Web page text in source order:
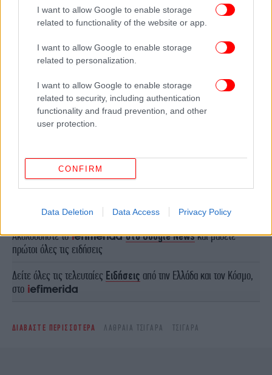
I want to allow Google to enable storage
related to functionality of the website or app.
I want to allow Google to enable storage
related to personalization.
I want to allow Google to enable storage
related to security, including authentication
functionality and fraud prevention, and other
user protection.
CONFIRM
Data Deletion Data Access Privacy Policy
ΠΕΡΙΣΣΟΤΕΡΑ ΒΙΝΤΕΟ
Ακολουθήστε το στο Google Newsκαι μάθετε
πρώτοι όλες τις ειδήσεις
Δείτε όλες τις τελευταίες Ειδήσεις από την Ελλάδα και τον Κόσμο,
στο
ΔΙΑΒΑΣΤΕ ΠΕΡΙΣΣΟΤΕΡΑ ΛΑΘΡΑΊΑ ΤΣΙΓΆΡΑ ΤΣΙΓΆΡΑ